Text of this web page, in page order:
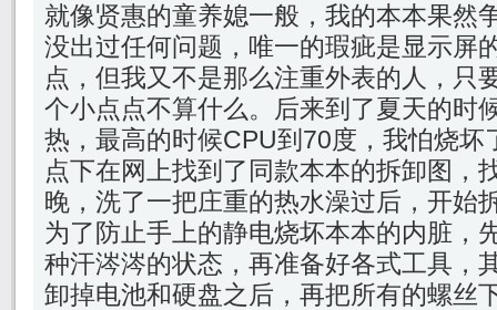
就像贤惠的童养媳一般，我的本本果然
没出过任何问题，唯一的瑕疵是显示屏
点，但我又不是那么注重外表的人，只
个小点点不算什么。后来到了夏天的时
热，最高的时候CPU到70度，我怕烧坏
点下在网上找到了同款本本的拆卸图，
晚，洗了一把庄重的热水澡过后，开始
为了防止手上的静电烧坏本本的内脏，
种汗涔涔的状态，再准备好各式工具，
卸掉电池和硬盘之后，再把所有的螺丝